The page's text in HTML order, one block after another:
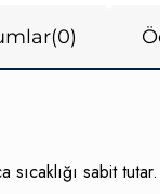
(0)
sıcaklığı sabit tutar.